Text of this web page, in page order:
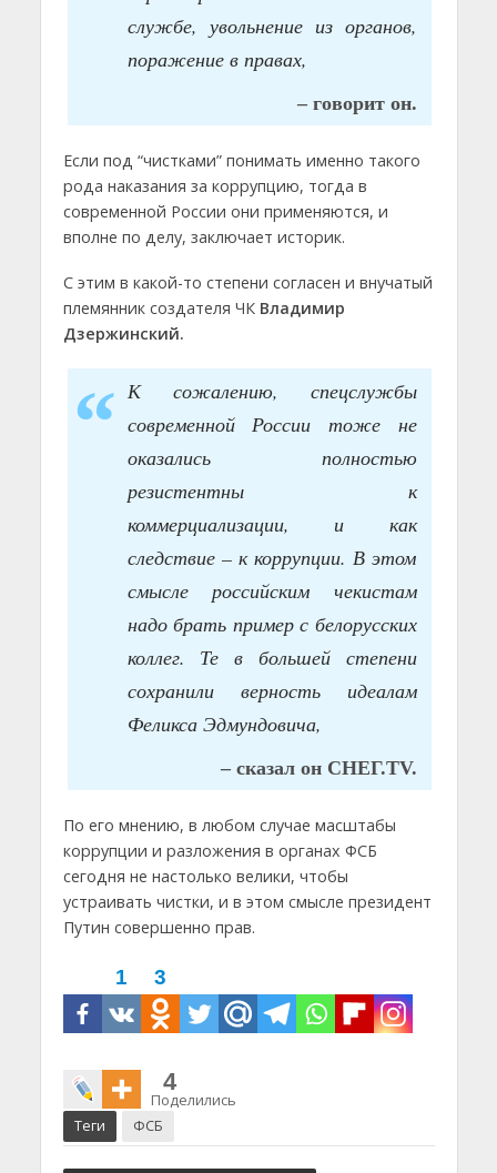
службе, увольнение из органов,
поражение в правах,
– говорит он.
Если под “чистками” понимать именно такого
рода наказания за коррупцию, тогда в
современной России они применяются, и
вполне по делу, заключает историк.
С этим в какой-то степени согласен и внучатый
племянник создателя ЧК Владимир
Дзержинский.
К сожалению, спецслужбы
современной России тоже не
оказались полностью
резистентны к
коммерциализации, и как
следствие – к коррупции. В этом
смысле российским чекистам
надо брать пример с белорусских
коллег. Те в большей степени
сохранили верность идеалам
Феликса Эдмундовича,
– сказал он СНЕГ.TV.
По его мнению, в любом случае масштабы
коррупции и разложения в органах ФСБ
сегодня не настолько велики, чтобы
устраивать чистки, и в этом смысле президент
Путин совершенно прав.
1 3
4
Поделились
Теги ФСБ